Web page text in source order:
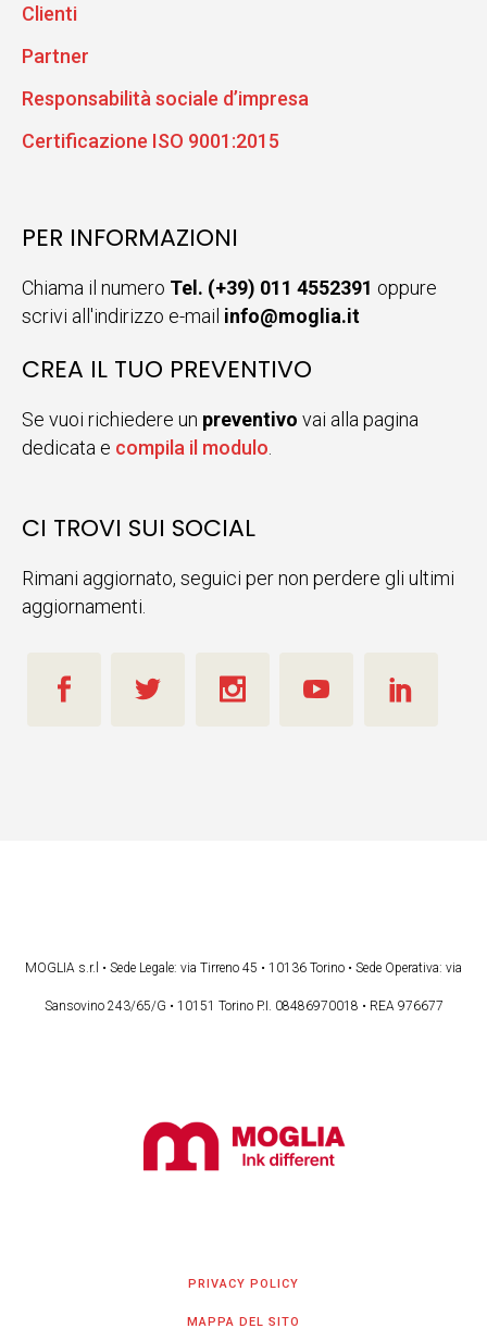
Clienti
Partner
Responsabilità sociale d’impresa
Certificazione ISO 9001:2015
PER INFORMAZIONI
Chiama il numero Tel. (+39) 011 4552391 oppure
scrivi all'indirizzo e-mail info@moglia.it
CREA IL TUO PREVENTIVO
Se vuoi richiedere un preventivo vai alla pagina
dedicata e compila il modulo
CI TROVI SUI SOCIAL
Rimani aggiornato, seguici per non perdere gli ultimi
aggiornamenti.
MOGLIA s.r.l • Sede Legale: via Tirreno 45 • 10136 Torino • Sede Operativa: via
Sansovino 243/65/G • 10151 Torino P.I. 08486970018 • REA 976677
PRIVACY POLICY
MAPPA DEL SITO